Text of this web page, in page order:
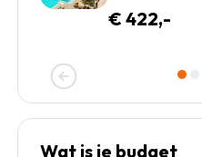
€ 422,-
Wat is je budget